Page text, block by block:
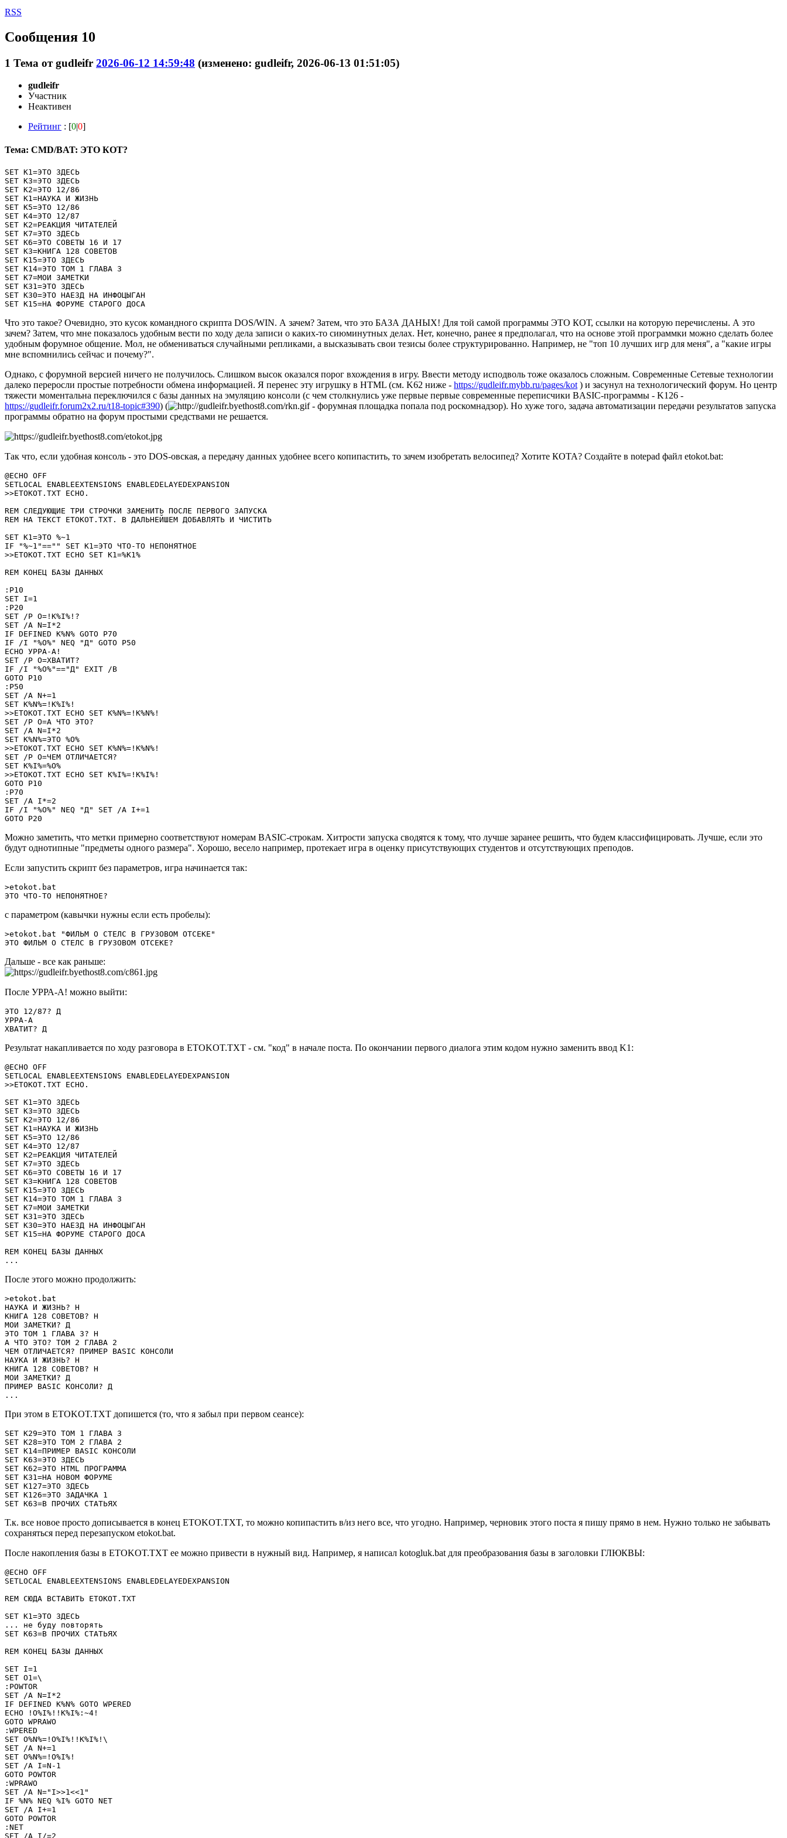
RSS
Сообщения 10
1 Тема отgudleifr 2026-06-12 14:59:48 (изменено: gudleifr, 2026-06-13 01:51:05)
gudleifr
Участник
Неактивен
Рейтинг : [0|0]
Тема: CMD/BAT: ЭТО КОТ?
SET K1=ЭТО ЗДЕСЬ
SET K3=ЭТО ЗДЕСЬ
SET K2=ЭТО 12/86
SET K1=НАУКА И ЖИЗНЬ
SET K5=ЭТО 12/86
SET K4=ЭТО 12/87
SET K2=РЕАКЦИЯ ЧИТАТЕЛЕЙ
SET K7=ЭТО ЗДЕСЬ
SET K6=ЭТО СОВЕТЫ 16 И 17
SET K3=КНИГА 128 СОВЕТОВ
SET K15=ЭТО ЗДЕСЬ
SET K14=ЭТО ТОМ 1 ГЛАВА 3
SET K7=МОИ ЗАМЕТКИ
SET K31=ЭТО ЗДЕСЬ
SET K30=ЭТО НАЕЗД НА ИНФОЦЫГАН
SET K15=НА ФОРУМЕ СТАРОГО ДОСА
Что это такое? Очевидно, это кусок командного скрипта DOS/WIN. А зачем? Затем, что это БАЗА ДАНЫХ! Для той самой программы ЭТО КОТ, ссылки на которую перечислены. А это
зачем? Затем, что мне показалось удобным вести по ходу дела записи о каких-то сиюминутных делах. Нет, конечно, ранее я предполагал, что на основе этой программки можно сделать более
удобным форумное общение. Мол, не обмениваться случайными репликами, а высказывать свои тезисы более структурированно. Например, не "топ 10 лучших игр для меня", а "какие игры
мне вспомнились сейчас и почему?".
Однако, с форумной версией ничего не получилось. Слишком высок оказался порог вхождения в игру. Ввести методу исподволь тоже оказалось сложным. Современные Сетевые технологии
далеко переросли простые потребности обмена информацией. Я перенес эту игрушку в HTML (см. K62 ниже - https://gudleifr.mybb.ru/pages/kot ) и засунул на технологический форум. Но центр
тяжести моментальна переключился с базы данных на эмуляцию консоли (с чем столкнулись уже первые первые современные переписчики BASIC-программы - K126 -
https://gudleifr.forum2x2.ru/t18-topic#390) (
- форумная площадка попала под роскомнадзор). Но хуже того, задача автоматизации передачи результатов запуска
программы обратно на форум простыми средствами не решается.
Так что, если удобная консоль - это DOS-овская, а передачу данных удобнее всего копипастить, то зачем изобретать велосипед? Хотите КОТА? Создайте в notepad файл etokot.bat:
@ECHO OFF
SETLOCAL ENABLEEXTENSIONS ENABLEDELAYEDEXPANSION
>>ETOKOT.TXT ECHO.
REM СЛЕДУЮЩИЕ ТРИ СТРОЧКИ ЗАМЕНИТЬ ПОСЛЕ ПЕРВОГО ЗАПУСКА
REM НА ТЕКСТ ETOKOT.TXT. В ДАЛЬНЕЙШЕМ ДОБАВЛЯТЬ И ЧИСТИТЬ
SET K1=ЭТО %~1
IF "%~1"=="" SET K1=ЭТО ЧТО-ТО НЕПОНЯТНОЕ
>>ETOKOT.TXT ECHO SET K1=%K1%
REM КОНЕЦ БАЗЫ ДАННЫХ
:P10
SET I=1
:P20
SET /P O=!K%I%!?
SET /A N=I*2
IF DEFINED K%N% GOTO P70
IF /I "%O%" NEQ "Д" GOTO P50
ECHO УРРА-А!
SET /P O=ХВАТИТ?
IF /I "%O%"=="Д" EXIT /B
GOTO P10
:P50
SET /A N+=1
SET K%N%=!K%I%!
>>ETOKOT.TXT ECHO SET K%N%=!K%N%!
SET /P O=А ЧТО ЭТО?
SET /A N=I*2
SET K%N%=ЭТО %O%
>>ETOKOT.TXT ECHO SET K%N%=!K%N%!
SET /P O=ЧЕМ ОТЛИЧАЕТСЯ?
SET K%I%=%O%
>>ETOKOT.TXT ECHO SET K%I%=!K%I%!
GOTO P10
:P70
SET /A I*=2
IF /I "%O%" NEQ "Д" SET /A I+=1
GOTO P20
Можно заметить, что метки примерно соответствуют номерам BASIC-строкам. Хитрости запуска сводятся к тому, что лучше заранее решить, что будем классифицировать. Лучше, если это
будут однотипные "предметы одного размера". Хорошо, весело например, протекает игра в оценку присутствующих студентов и отсутствующих преподов.
Если запустить скрипт без параметров, игра начинается так:
>etokot.bat
ЭТО ЧТО-ТО НЕПОНЯТНОЕ?
с параметром (кавычки нужны если есть пробелы):
>etokot.bat "ФИЛЬМ О СТЕЛС В ГРУЗОВОМ ОТСЕКЕ"
ЭТО ФИЛЬМ О СТЕЛС В ГРУЗОВОМ ОТСЕКЕ?
Дальше - все как раньше:
После УРРА-А! можно выйти:
ЭТО 12/87? Д
УРРА-А
ХВАТИТ? Д
Результат накапливается по ходу разговора в ETOKOT.TXT - см. "код" в начале поста. По окончании первого диалога этим кодом нужно заменить ввод K1:
@ECHO OFF
SETLOCAL ENABLEEXTENSIONS ENABLEDELAYEDEXPANSION
>>ETOKOT.TXT ECHO.
SET K1=ЭТО ЗДЕСЬ
SET K3=ЭТО ЗДЕСЬ
SET K2=ЭТО 12/86
SET K1=НАУКА И ЖИЗНЬ
SET K5=ЭТО 12/86
SET K4=ЭТО 12/87
SET K2=РЕАКЦИЯ ЧИТАТЕЛЕЙ
SET K7=ЭТО ЗДЕСЬ
SET K6=ЭТО СОВЕТЫ 16 И 17
SET K3=КНИГА 128 СОВЕТОВ
SET K15=ЭТО ЗДЕСЬ
SET K14=ЭТО ТОМ 1 ГЛАВА 3
SET K7=МОИ ЗАМЕТКИ
SET K31=ЭТО ЗДЕСЬ
SET K30=ЭТО НАЕЗД НА ИНФОЦЫГАН
SET K15=НА ФОРУМЕ СТАРОГО ДОСА
REM КОНЕЦ БАЗЫ ДАННЫХ
...
После этого можно продолжить:
>etokot.bat
НАУКА И ЖИЗНЬ? Н
КНИГА 128 СОВЕТОВ? Н
МОИ ЗАМЕТКИ? Д
ЭТО ТОМ 1 ГЛАВА 3? Н
А ЧТО ЭТО? ТОМ 2 ГЛАВА 2
ЧЕМ ОТЛИЧАЕТСЯ? ПРИМЕР BASIC КОНСОЛИ
НАУКА И ЖИЗНЬ? Н
КНИГА 128 СОВЕТОВ? Н
МОИ ЗАМЕТКИ? Д
ПРИМЕР BASIC КОНСОЛИ? Д
...
При этом в ETOKOT.TXT допишется (то, что я забыл при первом сеансе):
SET K29=ЭТО ТОМ 1 ГЛАВА 3
SET K28=ЭТО ТОМ 2 ГЛАВА 2
SET K14=ПРИМЕР BASIC КОНСОЛИ
SET K63=ЭТО ЗДЕСЬ
SET K62=ЭТО HTML ПРОГРАММА
SET K31=НА НОВОМ ФОРУМЕ
SET K127=ЭТО ЗДЕСЬ
SET K126=ЭТО ЗАДАЧКА 1
SET K63=В ПРОЧИХ СТАТЬЯХ
Т.к. все новое просто дописывается в конец ETOKOT.TXT, то можно копипастить в/из него все, что угодно. Например, черновик этого поста я пишу прямо в нем. Нужно только не забывать
сохраняться перед перезапуском etokot.bat.
После накопления базы в ETOKOT.TXT ее можно привести в нужный вид. Например, я написал kotogluk.bat для преобразования базы в заголовки ГЛЮКВЫ:
@ECHO OFF
SETLOCAL ENABLEEXTENSIONS ENABLEDELAYEDEXPANSION
REM СЮДА ВСТАВИТЬ ETOKOT.TXT
SET K1=ЭТО ЗДЕСЬ
... не буду повторять
SET K63=В ПРОЧИХ СТАТЬЯХ
REM КОНЕЦ БАЗЫ ДАННЫХ
SET I=1
SET O1=\
:POWTOR
SET /A N=I*2
IF DEFINED K%N% GOTO WPERED
ECHO !O%I%!!K%I%:~4!
GOTO WPRAWO
:WPERED
SET O%N%=!O%I%!!K%I%!\
SET /A N+=1
SET O%N%=!O%I%!
SET /A I=N-1
GOTO POWTOR
:WPRAWO
SET /A N="I>>1<<1"
IF %N% NEQ %I% GOTO NET
SET /A I+=1
GOTO POWTOR
:NET
SET /A I/=2